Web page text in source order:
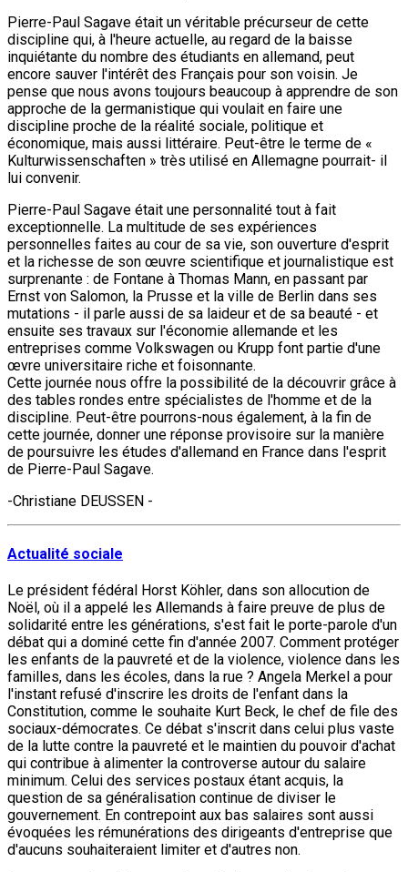
Pierre-Paul Sagave était un véritable précurseur de cette
discipline qui, à l'heure actuelle, au regard de la baisse
inquiétante du nombre des étudiants en allemand, peut
encore sauver l'intérêt des Français pour son voisin. Je
pense que nous avons toujours beaucoup à apprendre de son
approche de la germanistique qui voulait en faire une
discipline proche de la réalité sociale, politique et
économique, mais aussi littéraire. Peut-être le terme de «
Kulturwissenschaften » très utilisé en Allemagne pourrait- il
lui convenir.
Pierre-Paul Sagave était une personnalité tout à fait
exceptionnelle. La multitude de ses expériences
personnelles faites au cour de sa vie, son ouverture d'esprit
et la richesse de son œuvre scientifique et journalistique est
surprenante : de Fontane à Thomas Mann, en passant par
Ernst von Salomon, la Prusse et la ville de Berlin dans ses
mutations - il parle aussi de sa laideur et de sa beauté - et
ensuite ses travaux sur l'économie allemande et les
entreprises comme Volkswagen ou Krupp font partie d'une
œvre universitaire riche et foisonnante.
Cette journée nous offre la possibilité de la découvrir grâce à
des tables rondes entre spécialistes de l'homme et de la
discipline. Peut-être pourrons-nous également, à la fin de
cette journée, donner une réponse provisoire sur la manière
de poursuivre les études d'allemand en France dans l'esprit
de Pierre-Paul Sagave.
-Christiane DEUSSEN -
Actualité sociale
Le président fédéral Horst Köhler, dans son allocution de
Noël, où il a appelé les Allemands à faire preuve de plus de
solidarité entre les générations, s'est fait le porte-parole d'un
débat qui a dominé cette fin d'année 2007. Comment protéger
les enfants de la pauvreté et de la violence, violence dans les
familles, dans les écoles, dans la rue ? Angela Merkel a pour
l'instant refusé d'inscrire les droits de l'enfant dans la
Constitution, comme le souhaite Kurt Beck, le chef de file des
sociaux-démocrates. Ce débat s'inscrit dans celui plus vaste
de la lutte contre la pauvreté et le maintien du pouvoir d'achat
qui contribue à alimenter la controverse autour du salaire
minimum. Celui des services postaux étant acquis, la
question de sa généralisation continue de diviser le
gouvernement. En contrepoint aux bas salaires sont aussi
évoquées les rémunérations des dirigeants d'entreprise que
d'aucuns souhaiteraient limiter et d'autres non.